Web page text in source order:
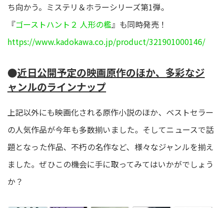
ち向かう。ミステリ＆ホラーシリーズ第1弾。
『ゴーストハント２ 人形の檻』も同時発売！
https://www.kadokawa.co.jp/product/321901000146/
●近日公開予定の映画原作のほか、多彩なジ
ャンルのラインナップ
上記以外にも映画化される原作小説のほか、ベストセラー
の人気作品が今年も多数揃いました。そしてニュースで話
題となった作品、不朽の名作など、様々なジャンルを揃え
ました。ぜひこの機会に手に取ってみてはいかがでしょう
か？